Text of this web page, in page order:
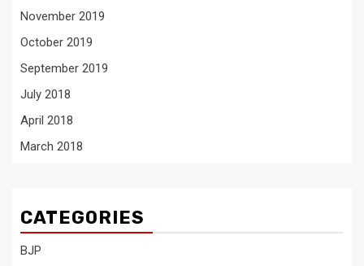
November 2019
October 2019
September 2019
July 2018
April 2018
March 2018
CATEGORIES
BJP